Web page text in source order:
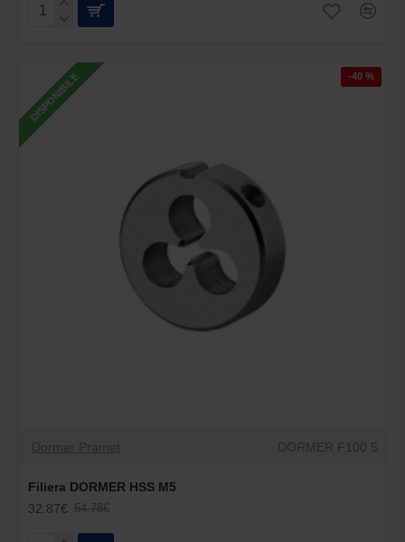
DISPONIBILE -40 %
Dormer Pramet DORMER F100 5
Filiera DORMER HSS M5
32.87€ 54.78€